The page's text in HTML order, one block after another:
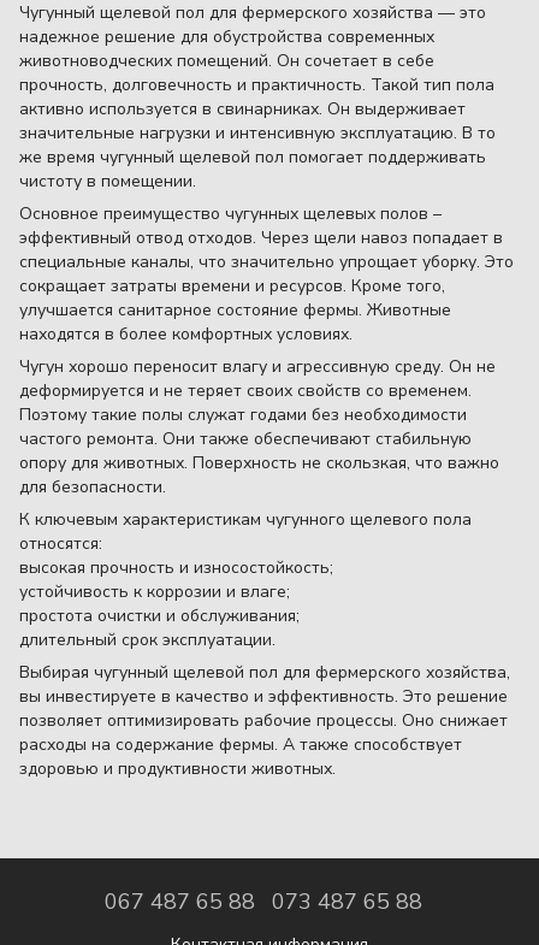
Чугунный щелевой пол для фермерского хозяйства — это
надежное решение для обустройства современных
животноводческих помещений. Он сочетает в себе
прочность, долговечность и практичность. Такой тип пола
активно используется в свинарниках. Он выдерживает
значительные нагрузки и интенсивную эксплуатацию. В то
же время чугунный щелевой пол помогает поддерживать
чистоту в помещении.
Основное преимущество чугунных щелевых полов –
эффективный отвод отходов. Через щели навоз попадает в
специальные каналы, что значительно упрощает уборку. Это
сокращает затраты времени и ресурсов. Кроме того,
улучшается санитарное состояние фермы. Животные
находятся в более комфортных условиях.
Чугун хорошо переносит влагу и агрессивную среду. Он не
деформируется и не теряет своих свойств со временем.
Поэтому такие полы служат годами без необходимости
частого ремонта. Они также обеспечивают стабильную
опору для животных. Поверхность не скользкая, что важно
для безопасности.
К ключевым характеристикам чугунного щелевого пола
относятся:
высокая прочность и износостойкость;
устойчивость к коррозии и влаге;
простота очистки и обслуживания;
длительный срок эксплуатации.
Выбирая чугунный щелевой пол для фермерского хозяйства,
вы инвестируете в качество и эффективность. Это решение
позволяет оптимизировать рабочие процессы. Оно снижает
расходы на содержание фермы. А также способствует
здоровью и продуктивности животных.
067 487 65 88 073 487 65 88